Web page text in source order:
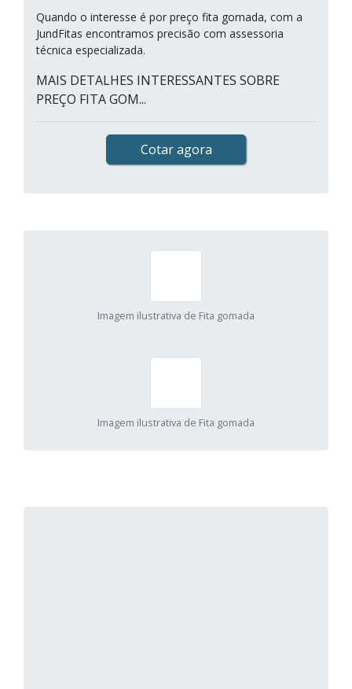
Quando o interesse é por preço fita gomada, com a
JundFitas encontramos precisão com assessoria
técnica especializada.
MAIS DETALHES INTERESSANTES SOBRE
PREÇO FITA GOM...
Cotar agora
Imagem ilustrativa de Fita gomada
Imagem ilustrativa de Fita gomada